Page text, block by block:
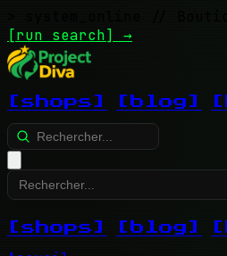
//
[run search] →
[shops] [blog]
[shops] [blog]